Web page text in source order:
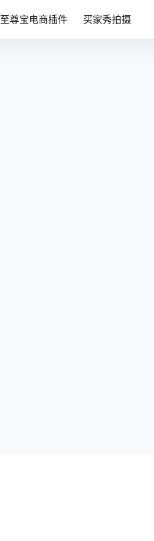
至尊宝电商插件 买家秀拍摄